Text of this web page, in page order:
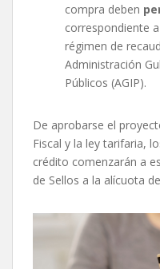
compra deben
correspondiente
régimen de
Administración
Públicos (AGIP).
De aprobarse el
Fiscal y la ley tarifaria,
crédito comenzarán a
de Sellos a la alícuota